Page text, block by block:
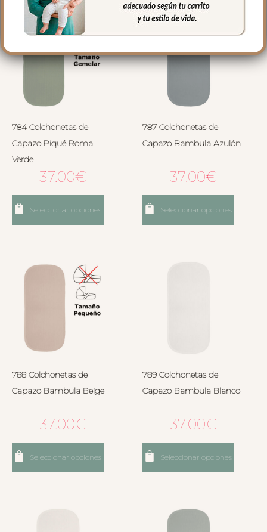
784 Colchonetas de
Capazo Piqué Roma
Verde
37.00€
Seleccionar opciones
787 Colchonetas de
Capazo Bambula Azulón
37.00€
Seleccionar opciones
788 Colchonetas de
Capazo Bambula Beige
37.00€
Seleccionar opciones
789 Colchonetas de
Capazo Bambula Blanco
37.00€
Seleccionar opciones